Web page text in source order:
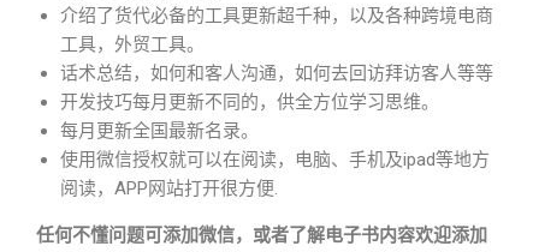
介绍了货代必备的工具更新超千种，以及各种跨境电商
工具，外贸工具。
话术总结，如何和客人沟通，如何去回访拜访客人等等
开发技巧每月更新不同的，供全方位学习思维。
每月更新全国最新名录。
使用微信授权就可以在阅读，电脑、手机及ipad等地方
阅读，APP网站打开很方便.
任何不懂问题可添加微信，或者了解电子书内容欢迎添加